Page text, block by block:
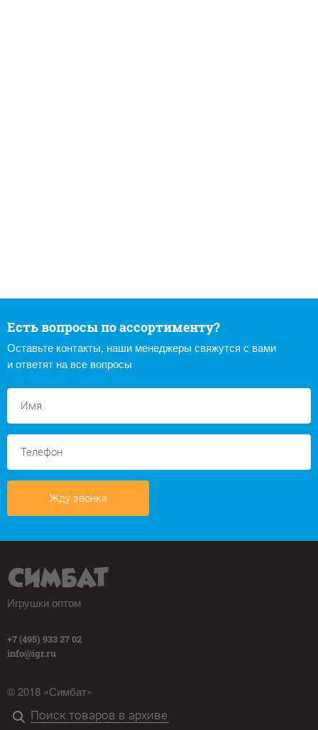
Есть вопросы по ассортименту?
Оставьте контакты, наши менеджеры свяжутся с вами
и ответят на все вопросы
Жду звонка
Игрушки оптом
+7 (495) 933 27 02
info@igr.ru
© 2018 «Симбат»